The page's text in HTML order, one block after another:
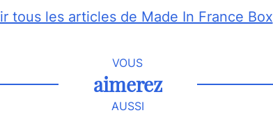
tous les articles de Made In France Box
VOUS
aimerez
AUSSI